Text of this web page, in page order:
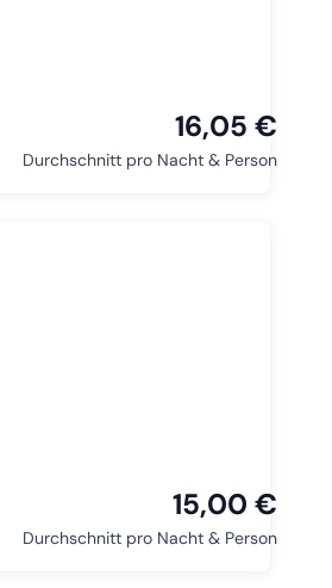
16,05 €
Durchschnitt pro Nacht & Person
15,00 €
Durchschnitt pro Nacht & Person